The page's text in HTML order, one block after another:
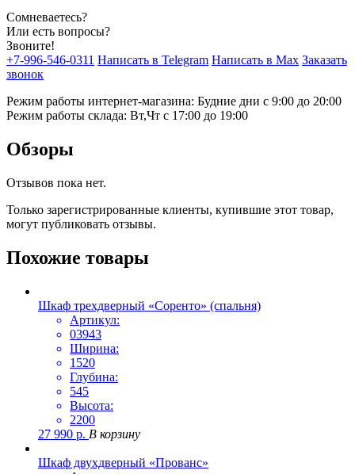
Сомневаетесь?
Или есть вопросы?
Звоните!
+7-996-546-0311 Написать в Telegram Написать в Max Заказать
звонок
Режим работы интернет-магазина: Будние дни с 9:00 до 20:00
Режим работы склада: Вт,Чт с 17:00 до 19:00
Обзоры
Отзывов пока нет.
Только зарегистрированные клиенты, купившие этот товар,
могут публиковать отзывы.
Похожие товары
Шкаф трехдверный «Соренто» (спальня)
Артикул:
03943
Ширина:
1520
Глубина:
545
Высота:
2200
27 990 р. В корзину
Шкаф двухдверный «Прованс»